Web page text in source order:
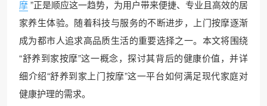
摩”正是顺应这一趋势，为用户带来便捷、专业且高效的居
家养生体验。随着科技与服务的不断进步，上门按摩逐渐
成为都市人追求高品质生活的重要选择之一。本文将围绕
“舒养到家按摩”这一概念，探讨其背后的健康价值，并详
细介绍“舒养到家上门按摩”这一平台如何满足现代家庭对
健康护理的需求。